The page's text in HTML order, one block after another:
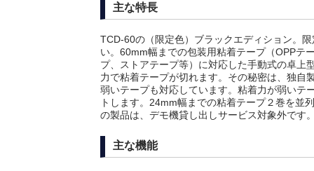
主な特長
TCD-60の（限定色）ブラックエディション。
い。60mm幅までの包装用粘着テープ（OPPテ
プ、ストアテープ等）に対応した手動式の卓上
力で粘着テープが切れます。その秘密は、独自
弱いテープも対応しています。粘着力が弱いテ
トします。24mm幅までの粘着テープ２巻を
の製品は、デモ機貸し出しサービス対象外です
主な機能